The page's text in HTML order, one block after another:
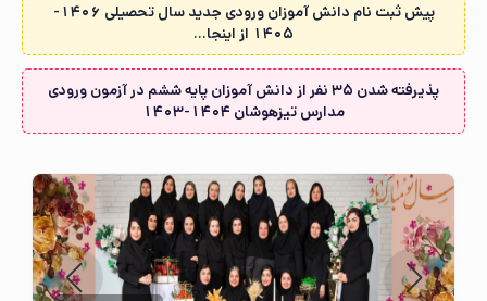
پیش ثبت نام دانش آموزان ورودی جدید سال تحصیلی 1406-
1405 از اینجا...
پذیرفته شدن ۳۵ نفر از دانش آموزان پایه ششم در آزمون ورودی
مدارس تیزهوشان ۱۴۰۴-۱۴۰۳